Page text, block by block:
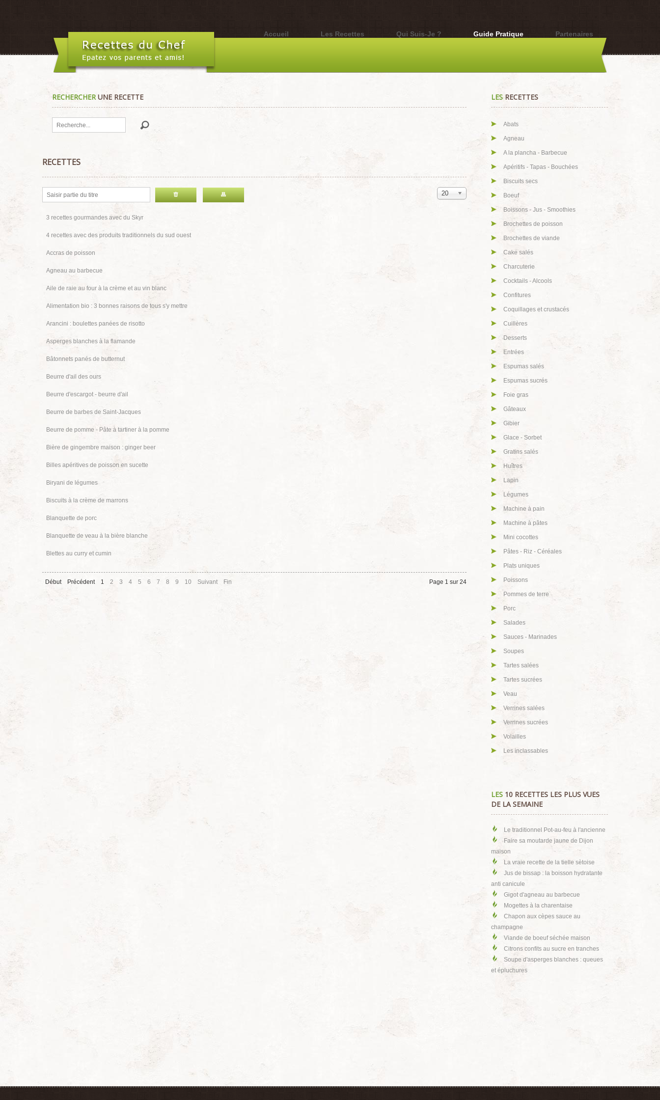
Accueil Les Recettes Qui Suis-Je ? Guide Pratique Partenaires
RECHERCHERUNE RECETTE
Rechercher
RECETTES
20
3 recettes gourmandes avec du Skyr
4 recettes avec des produits traditionnels du sud ouest
Accras de poisson
Agneau au barbecue
Aile de raie au four à la crème et au vin blanc
Alimentation bio : 3 bonnes raisons de tous s'y mettre
Arancini : boulettes panées de risotto
Asperges blanches à la flamande
Bâtonnets panés de butternut
Beurre d'ail des ours
Beurre d'escargot - beurre d'ail
Beurre de barbes de Saint-Jacques
Beurre de pomme - Pâte à tartiner à la pomme
Bière de gingembre maison : ginger beer
Billes apéritives de poisson en sucette
Biryani de légumes
Biscuits à la crème de marrons
Blanquette de porc
Blanquette de veau à la bière blanche
Blettes au curry et cumin
Page 1 sur 24
Début Précédent 1 2 3 4 5 6 7 8 9 10 Suivant Fin
LESRECETTES
Abats
Agneau
A la plancha - Barbecue
Apéritifs - Tapas - Bouchées
Biscuits secs
Boeuf
Boissons - Jus - Smoothies
Brochettes de poisson
Brochettes de viande
Cake salés
Charcuterie
Cocktails - Alcools
Confitures
Coquillages et crustacés
Cuillères
Desserts
Entrées
Espumas salés
Espumas sucrés
Foie gras
Gâteaux
Gibier
Glace - Sorbet
Gratins salés
Huîtres
Lapin
Légumes
Machine à pain
Machine à pâtes
Mini cocottes
Pâtes - Riz - Céréales
Plats uniques
Poissons
Pommes de terre
Porc
Salades
Sauces - Marinades
Soupes
Tartes salées
Tartes sucrées
Veau
Verrines salées
Verrines sucrées
Volailles
Les inclassables
LES 10 RECETTES LES PLUS VUES
DE LA SEMAINE
Le traditionnel Pot-au-feu à l'ancienne
Faire sa moutarde jaune de Dijon
maison
La vraie recette de la tielle sètoise
Jus de bissap : la boisson hydratante
anti canicule
Gigot d'agneau au barbecue
Mogettes à la charentaise
Chapon aux cèpes sauce au
champagne
Viande de boeuf séchée maison
Citrons confits au sucre en tranches
Soupe d'asperges blanches : queues
et épluchures